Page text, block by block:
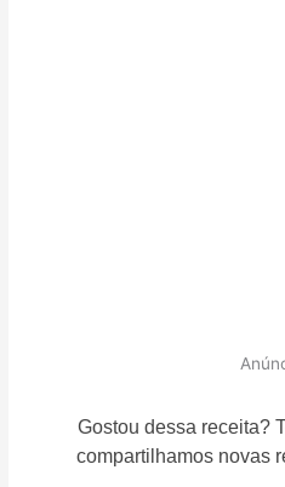
Gostou dessa receita?
compartilhamos novas